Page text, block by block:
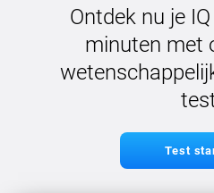
Ontdek nu je
minuten met
Test